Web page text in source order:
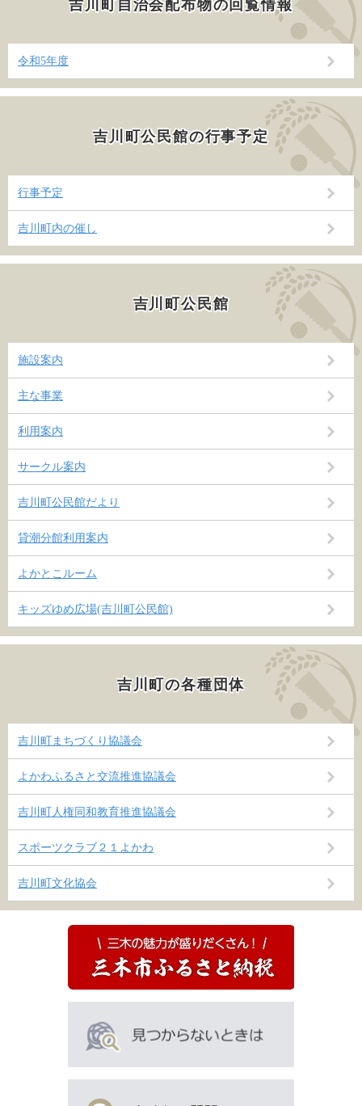
吉川町自治会配布物の回覧情報
令和5年度
吉川町公民館の行事予定
行事予定
吉川町内の催し
吉川町公民館
施設案内
主な事業
利用案内
サークル案内
吉川町公民館だより
貸潮分館利用案内
よかとこルーム
キッズゆめ広場(吉川町公民館)
吉川町の各種団体
吉川町まちづくり協議会
よかわふるさと交流推進協議会
吉川町人権同和教育推進協議会
スポーツクラブ２１よかわ
吉川町文化協会